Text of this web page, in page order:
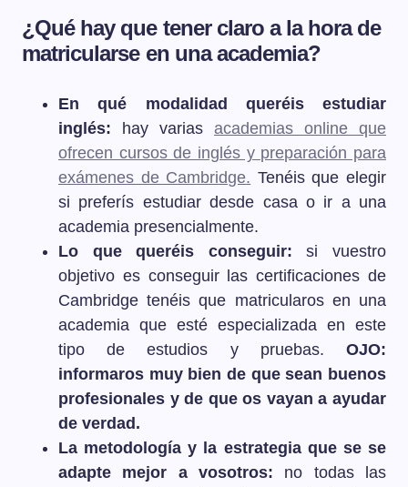
¿Qué hay que tener claro a la hora de
matricularse en una academia?
En qué modalidad queréis estudiar
inglés: hay varias academias online que
ofrecen cursos de inglés y preparación para
exámenes de Cambridge. Tenéis que elegir
si preferís estudiar desde casa o ir a una
academia presencialmente.
Lo que queréis conseguir: si vuestro
objetivo es conseguir las certificaciones de
Cambridge tenéis que matricularos en una
academia que esté especializada en este
tipo de estudios y pruebas. OJO:
informaros muy bien de que sean buenos
profesionales y de que os vayan a ayudar
de verdad.
La metodología y la estrategia que se se
adapte mejor a vosotros: no todas las